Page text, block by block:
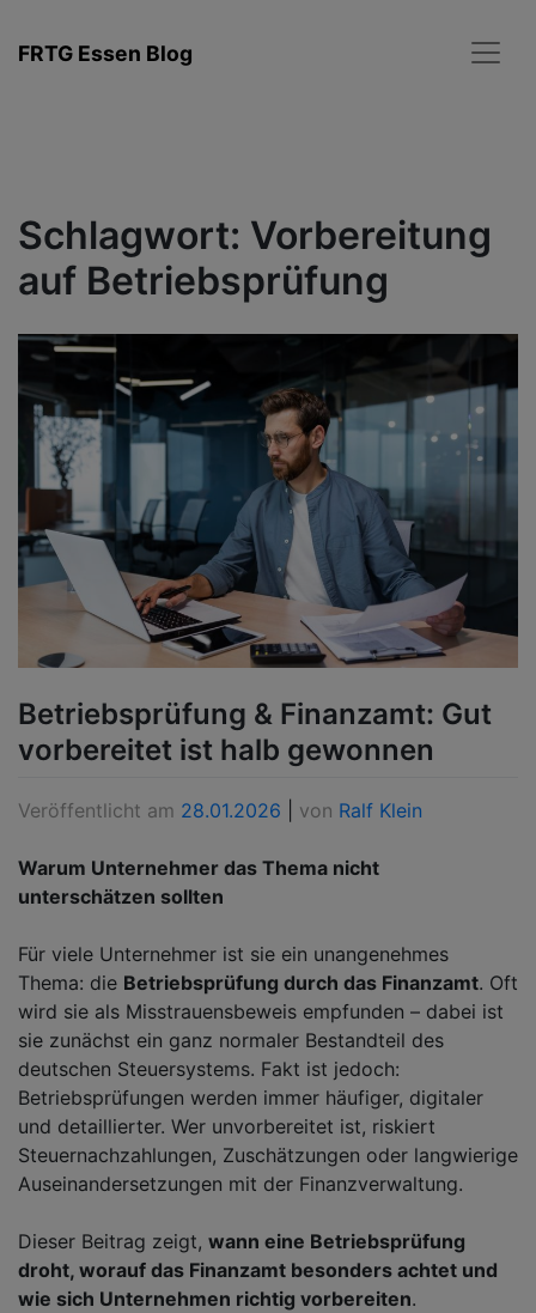
Inhalt
FRTG Essen Blog
Schlagwort: Vorbereitung
auf Betriebsprüfung
Betriebsprüfung & Finanzamt: Gut
vorbereitet ist halb gewonnen
Veröffentlicht am 28.01.2026 von Ralf Klein
Warum Unternehmer das Thema nicht
unterschätzen sollten
Für viele Unternehmer ist sie ein unangenehmes
Thema: die Betriebsprüfung durch das Finanzamt. Oft
wird sie als Misstrauensbeweis empfunden – dabei ist
sie zunächst ein ganz normaler Bestandteil des
deutschen Steuersystems. Fakt ist jedoch:
Betriebsprüfungen werden immer häufiger, digitaler
und detaillierter. Wer unvorbereitet ist, riskiert
Steuernachzahlungen, Zuschätzungen oder langwierige
Auseinandersetzungen mit der Finanzverwaltung.
Dieser Beitrag zeigt, wann eine Betriebsprüfung
droht, worauf das Finanzamt besonders achtet und
wie sich Unternehmen richtig vorbereiten.